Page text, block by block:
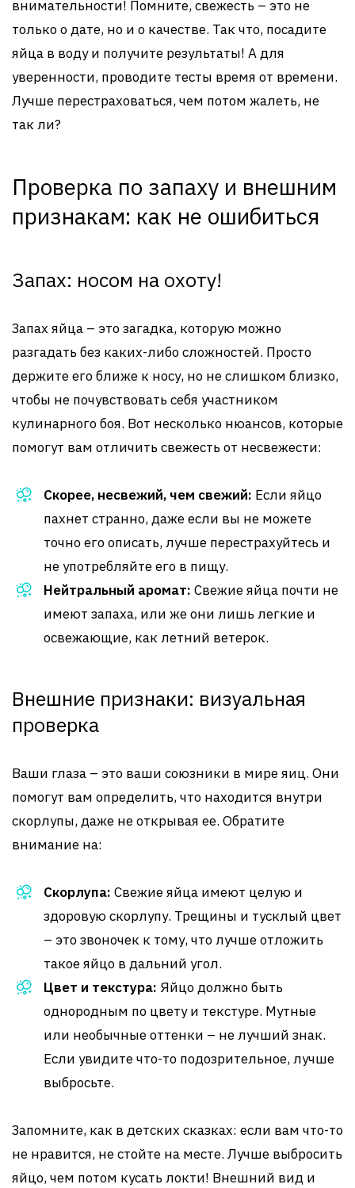
внимательности! Помните, свежесть – это не
только о дате, но и о качестве. Так что, посадите
яйца в воду и получите результаты! А для
уверенности, проводите тесты время от времени.
Лучше перестраховаться, чем потом жалеть, не
так ли?
Проверка по запаху и внешним
признакам: как не ошибиться
Запах: носом на охоту!
Запах яйца – это загадка, которую можно
разгадать без каких-либо сложностей. Просто
держите его ближе к носу, но не слишком близко,
чтобы не почувствовать себя участником
кулинарного боя. Вот несколько нюансов, которые
помогут вам отличить свежесть от несвежести:
Скорее, несвежий, чем свежий: Если яйцо
пахнет странно, даже если вы не можете
точно его описать, лучше перестрахуйтесь и
не употребляйте его в пищу.
Нейтральный аромат: Свежие яйца почти не
имеют запаха, или же они лишь легкие и
освежающие, как летний ветерок.
Внешние признаки: визуальная
проверка
Ваши глаза – это ваши союзники в мире яиц. Они
помогут вам определить, что находится внутри
скорлупы, даже не открывая ее. Обратите
внимание на:
Скорлупа: Свежие яйца имеют целую и
здоровую скорлупу. Трещины и тусклый цвет
– это звоночек к тому, что лучше отложить
такое яйцо в дальний угол.
Цвет и текстура: Яйцо должно быть
однородным по цвету и текстуре. Мутные
или необычные оттенки – не лучший знак.
Если увидите что-то подозрительное, лучше
выбросьте.
Запомните, как в детских сказках: если вам что-то
не нравится, не стойте на месте. Лучше выбросить
яйцо, чем потом кусать локти! Внешний вид и